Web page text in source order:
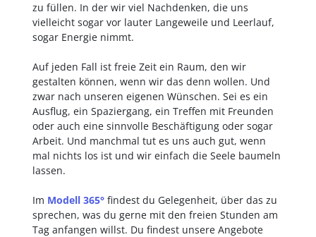
zu füllen. In der wir viel Nachdenken, die uns
vielleicht sogar vor lauter Langeweile und Leerlauf,
sogar Energie nimmt.
Auf jeden Fall ist freie Zeit ein Raum, den wir
gestalten können, wenn wir das denn wollen. Und
zwar nach unseren eigenen Wünschen. Sei es ein
Ausflug, ein Spaziergang, ein Treffen mit Freunden
oder auch eine sinnvolle Beschäftigung oder sogar
Arbeit. Und manchmal tut es uns auch gut, wenn
mal nichts los ist und wir einfach die Seele baumeln
lassen.
Im Modell 365° findest du Gelegenheit, über das zu
sprechen, was du gerne mit den freien Stunden am
Tag anfangen willst. Du findest unsere Angebote